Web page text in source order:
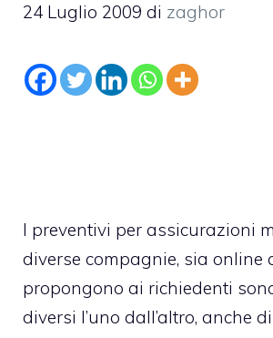
24 Luglio 2009 di zaghor
I preventivi per assicurazioni
diverse compagnie, sia online
propongono ai richiedenti
diversi l’uno dall’altro, anche